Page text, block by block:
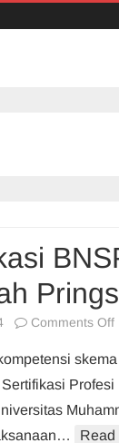
Comments Off
Read